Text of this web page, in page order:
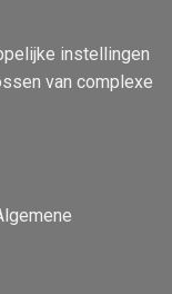
instellingen
van complexe